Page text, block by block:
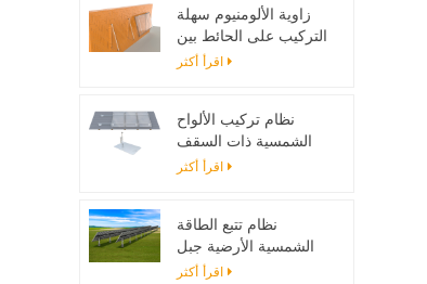
زاوية الألومنيوم سهلة
التركيب على الحائط بين
قوسين للألواح الشمسية
اقرأ أكثر
نظام تركيب الألواح
الشمسية ذات السقف
المسطح مع اللمعان
اقرأ أكثر
نظام تتبع الطاقة
الشمسية الأرضية جبل
حامل قابل للتعديل لوحة
اقرأ أكثر